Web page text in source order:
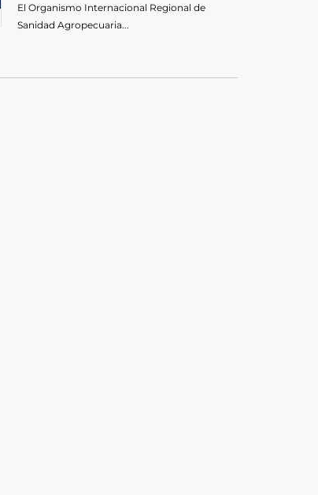
El Organismo Internacional Regional de
Sanidad Agropecuaria...